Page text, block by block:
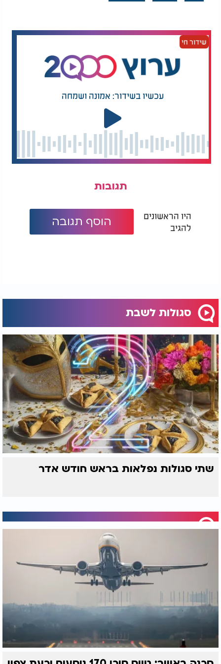
שידור חי
עכשיו בשידור: אמונה ושמחה
תגובות
היו הראשונים
להגיב
הוסף תגובה
סגולות לשבת
שתי סגולות נפלאות בראש חודש אדר